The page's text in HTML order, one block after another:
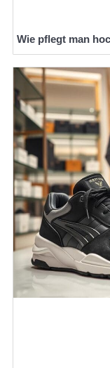
Wie pflegt man